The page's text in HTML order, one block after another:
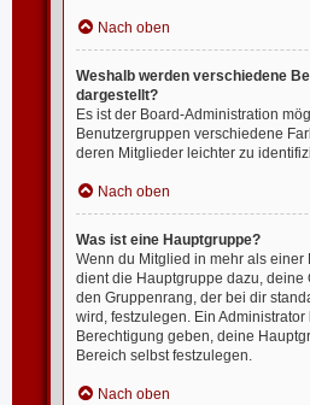
Nach oben
Weshalb werden verschiedene
dargestellt?
Es ist der Board-Administration
Benutzergruppen verschiedene
deren Mitglieder leichter zu
Nach oben
Was ist eine Hauptgruppe?
Wenn du Mitglied in mehr als einer
dient die Hauptgruppe dazu, deine
den Gruppenrang, der bei dir
wird, festzulegen. Ein Administrator
Berechtigung geben, deine
Bereich selbst festzulegen.
Nach oben